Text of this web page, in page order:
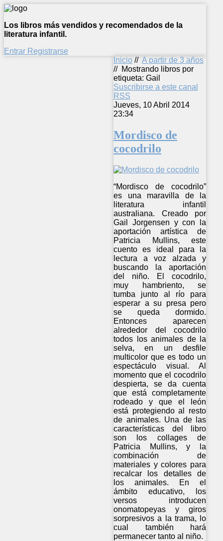
Los libros más vendidos y recomendados de la
literatura infantil.
Entrar Registrarse
Inicio // A partir de 3 años
// Mostrando libros por
etiqueta: Gail
Suscribirse a este canal
RSS
Jueves, 10 Abril 2014
23:34
Mordisco de
cocodrilo
“Mordisco de cocodrilo”
es una maravilla de la
literatura infantil
australiana. Creado por
Gail Jorgensen y con la
aportación artística de
Patricia Mullins, este
cuento es ideal para la
lectura a voz alzada y
buscando la aportación
del niño. El cocodrilo,
muy hambriento, se
tumba junto al río para
esperar a su presa pero
se queda dormido.
Entonces aparecen
alrededor del cocodrilo
todos los animales de la
selva, en un desfile
multicolor que es todo un
espectáculo visual. Al
momento que el cocodrilo
despierta, se da cuenta
que está completamente
rodeado y que el león
está protegiendo al resto
de animales. Una de las
características del libro
son los collages de
Patricia Mullins, y la
combinación de
materiales y colores para
recalcar los detalles de
los animales. En el
ámbito educativo, los
versos introducen
onomatopeyas y giros
sorpresivos a la trama, lo
cual también hará
permanecer tanto al niño.